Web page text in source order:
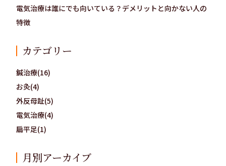
電気治療は誰にでも向いている？デメリットと向かない人の
特徴
カテゴリー
鍼治療(16)
お灸(4)
外反母趾(5)
電気治療(4)
扁平足(1)
月別アーカイブ